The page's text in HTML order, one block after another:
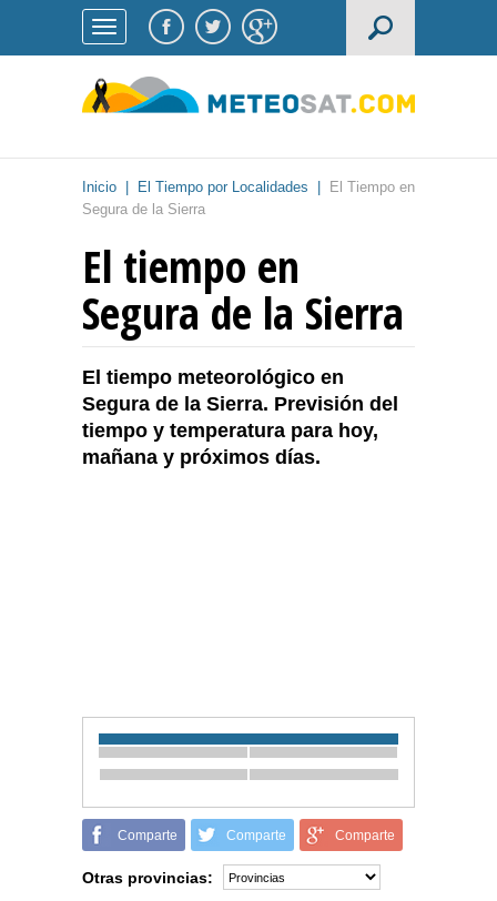
Inicio El Tiempo por Localidades
El Tiempo en
Segura de la Sierra
El tiempo en
Segura de la Sierra
El tiempo meteorológico en
Segura de la Sierra. Previsión del
tiempo y temperatura para hoy,
mañana y próximos días.
Comparte Comparte Comparte
Otras provincias: